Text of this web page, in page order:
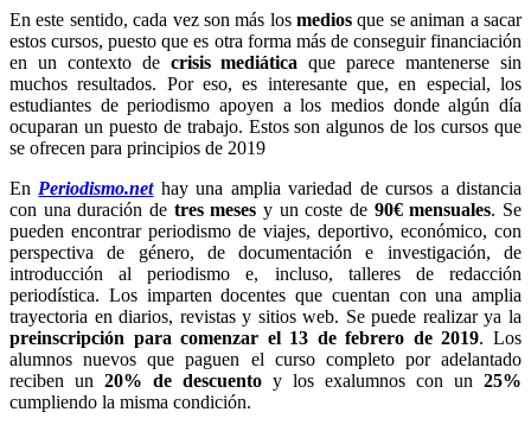
En este sentido, cada vez son más losmedios que se animan a sacar
estos cursos, puesto que es otra forma más de conseguir financiación
en un contexto de crisis mediática que parece mantenerse sin
muchos resultados. Por eso, es interesante que, en especial, los
estudiantes de periodismo apoyen a los medios donde algún día
ocuparan un puesto de trabajo. Estos son algunos de los cursos que
se ofrecen para principios de 2019
En Periodismo.nethay una amplia variedad de cursos a distancia
con una duración de tres meses y un coste de 90€ mensuales. Se
pueden encontrar periodismo de viajes, deportivo, económico, con
perspectiva de género, de documentación e investigación, de
introducción al periodismo e, incluso, talleres de redacción
periodística. Los imparten docentes que cuentan con una amplia
trayectoria en diarios, revistas y sitios web. Se puede realizar ya la
preinscripción para comenzar el 13 de febrero de 2019. Los
alumnos nuevos que paguen el curso completo por adelantado
reciben un 20% de descuento y los exalumnos con un 25%
cumpliendo la misma condición.